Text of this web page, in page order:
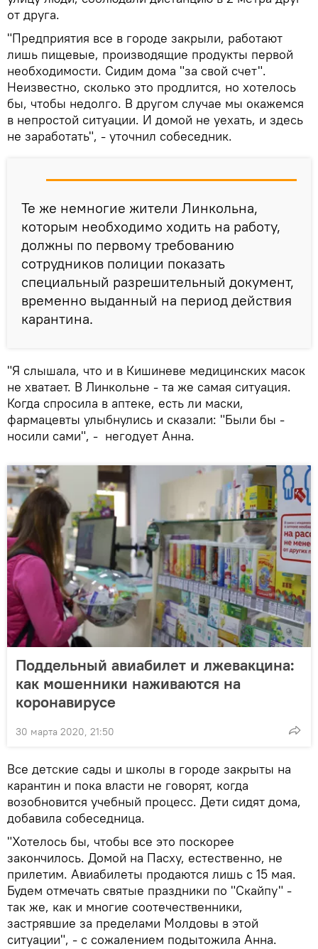
от друга.
"Предприятия все в городе закрыли, работают
лишь пищевые, производящие продукты первой
необходимости. Сидим дома "за свой счет".
Неизвестно, сколько это продлится, но хотелось
бы, чтобы недолго. В другом случае мы окажемся
в непростой ситуации. И домой не уехать, и здесь
не заработать", - уточнил собеседник.
Те же немногие жители Линкольна,
которым необходимо ходить на работу,
должны по первому требованию
сотрудников полиции показать
специальный разрешительный документ,
временно выданный на период действия
карантина.
"Я слышала, что и в Кишиневе медицинских масок
не хватает. В Линкольне - та же самая ситуация.
Когда спросила в аптеке, есть ли маски,
фармацевты улыбнулись и сказали: "Были бы -
носили сами", - негодует Анна.
Поддельный авиабилет и лжевакцина:
как мошенники наживаются на
коронавирусе
30 марта 2020, 21:50
Все детские сады и школы в городе закрыты на
карантин и пока власти не говорят, когда
возобновится учебный процесс. Дети сидят дома,
добавила собеседница.
"Хотелось бы, чтобы все это поскорее
закончилось. Домой на Пасху, естественно, не
прилетим. Авиабилеты продаются лишь с 15 мая.
Будем отмечать святые праздники по "Скайпу" -
так же, как и многие соотечественники,
застрявшие за пределами Молдовы в этой
ситуации", - с сожалением подытожила Анна.